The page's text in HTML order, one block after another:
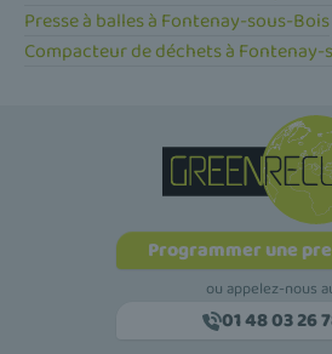
Presse à balles à Fontenay-sous-Bois
Compacteur de déchets à
Programmer une
ou appelez-nous
01 48 03 26